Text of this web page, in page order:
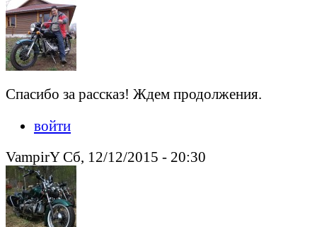
Спасибо за рассказ! Ждем продолжения.
войти
VampirY Сб, 12/12/2015 - 20:30